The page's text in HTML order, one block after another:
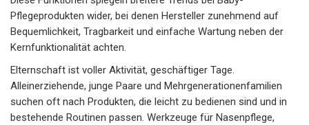
Pflegeprodukten wider, bei denen Hersteller zunehmend auf
Bequemlichkeit, Tragbarkeit und einfache Wartung neben der
Kernfunktionalität achten.
Elternschaft ist voller Aktivität, geschäftiger Tage.
Alleinerziehende, junge Paare und Mehrgenerationenfamilien
suchen oft nach Produkten, die leicht zu bedienen sind und in
bestehende Routinen passen. Werkzeuge für Nasenpflege,